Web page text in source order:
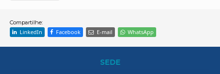
Compartilhe:
LinkedIn Facebook E-mail WhatsApp
SEDE